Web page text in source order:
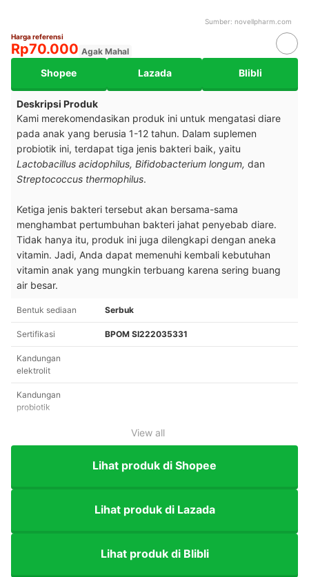
Sumber: novellpharm.com
Harga referensi
Rp70.000 Agak Mahal
Shopee Lazada Blibli
Deskripsi Produk
Kami merekomendasikan produk ini untuk mengatasi diare
pada anak yang berusia 1-12 tahun. Dalam suplemen
probiotik ini, terdapat tiga jenis bakteri baik, yaitu
Lactobacillus acidophilus, Bifidobacterium longum, dan
Streptococcus thermophilus.
Ketiga jenis bakteri tersebut akan bersama-sama
menghambat pertumbuhan bakteri jahat penyebab diare.
Tidak hanya itu, produk ini juga dilengkapi dengan aneka
vitamin. Jadi, Anda dapat memenuhi kembali kebutuhan
vitamin anak yang mungkin terbuang karena sering buang
air besar.
Bentuk sediaan Serbuk
Sertifikasi BPOM SI222035331
Kandungan
elektrolit
Kandungan
probiotik
View all
Lihat produk di Shopee
Lihat produk di Lazada
Lihat produk di Blibli